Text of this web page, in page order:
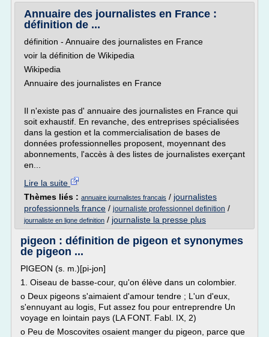
Annuaire des journalistes en France :
définition de ...
définition - Annuaire des journalistes en France
voir la définition de Wikipedia
Wikipedia
Annuaire des journalistes en France
Il n'existe pas d' annuaire des journalistes en France qui
soit exhaustif. En revanche, des entreprises spécialisées
dans la gestion et la commercialisation de bases de
données professionnelles proposent, moyennant des
abonnements, l'accès à des listes de journalistes exerçant
en...
Lire la suite
Thèmes liés : annuaire journalistes francais / journalistes
professionnels france / journaliste professionnel definition /
journaliste en ligne definition / journaliste la presse plus
pigeon : définition de pigeon et synonymes
de pigeon ...
PIGEON (s. m.)[pi-jon]
1. Oiseau de basse-cour, qu'on élève dans un colombier.
o Deux pigeons s'aimaient d'amour tendre ; L'un d'eux,
s'ennuyant au logis, Fut assez fou pour entreprendre Un
voyage en lointain pays (LA FONT. Fabl. IX, 2)
o Peu de Moscovites osaient manger du pigeon, parce que